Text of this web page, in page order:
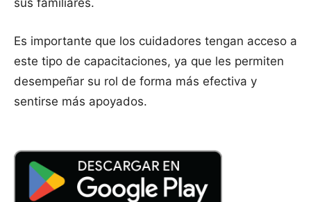
sus familiares.
Es importante que los cuidadores tengan acceso a
este tipo de capacitaciones, ya que les permiten
desempeñar su rol de forma más efectiva y
sentirse más apoyados.